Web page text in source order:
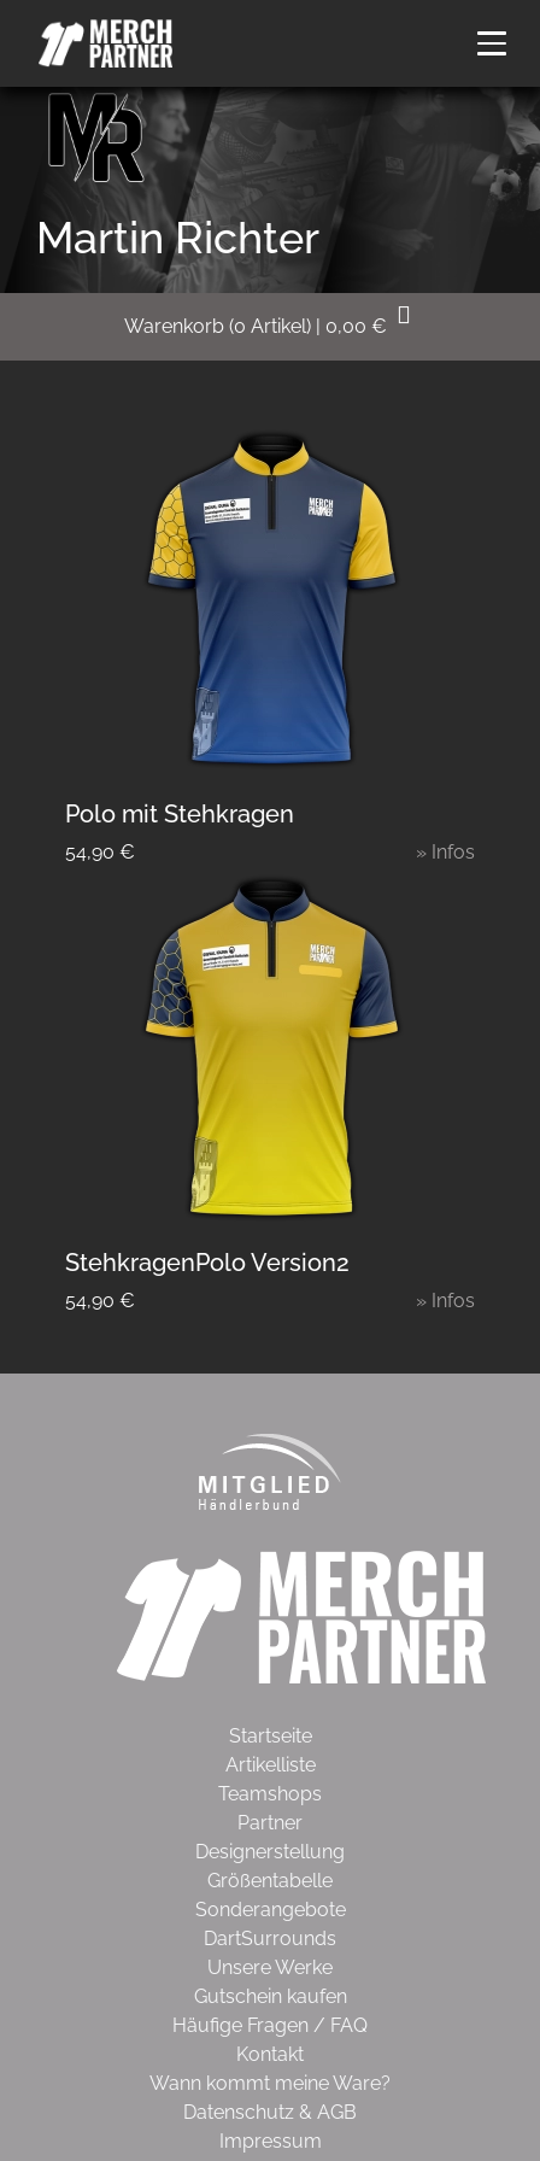
Martin Richter
Warenkorb (0 Artikel) | 0,00 €
Polo mit Stehkragen
54,90 € » Infos
StehkragenPolo Version2
54,90 € » Infos
Startseite
Artikelliste
Teamshops
Partner
Designerstellung
Größentabelle
Sonderangebote
DartSurrounds
Unsere Werke
Gutschein kaufen
Häufige Fragen / FAQ
Kontakt
Wann kommt meine Ware?
Datenschutz & AGB
Impressum